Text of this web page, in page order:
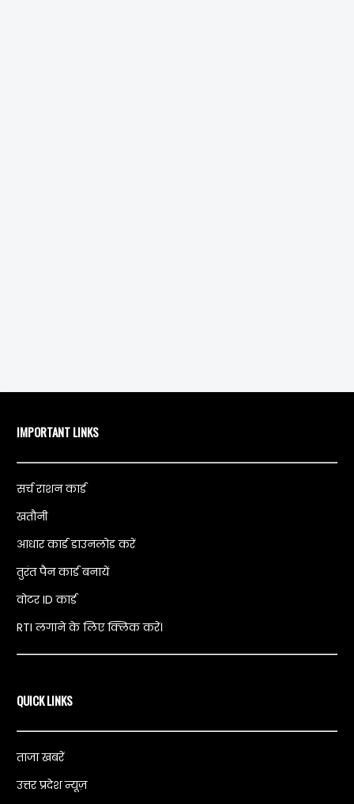
IMPORTANT LINKS
सर्च राशन कार्ड
खतौनी
आधार कार्ड डाउनलोड करें
तुरंत पैन कार्ड बनायें
वोटर ID कार्ड
RTI लगाने के लिए क्लिक करें।
QUICK LINKS
ताजा खबरें
उत्तर प्रदेश न्यूज़